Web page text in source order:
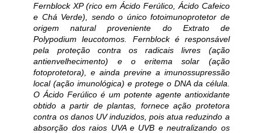
Fernblock XP (rico em Ácido Ferúlico, Ácido Cafeico
e Chá Verde), sendo o único fotoimunoprotetor de
origem natural proveniente do Extrato de
Polypodium leucotomos. Fernblock é responsável
pela proteção contra os radicais livres (ação
antienvelhecimento) e o eritema solar (ação
fotoprotetora), e ainda previne a imunossupressão
local (ação imunológica) e protege o DNA da célula.
O Ácido Ferúlico é um potente agente antioxidante
obtido a partir de plantas, fornece ação protetora
contra os danos UV induzidos, pois atua reduzindo a
absorção dos raios UVA e UVB e neutralizando os